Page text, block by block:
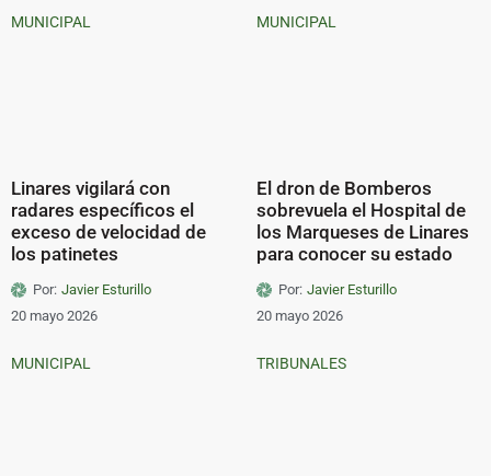
MUNICIPAL
Linares vigilará con
radares específicos el
exceso de velocidad de
los patinetes
Por: Javier Esturillo
20 mayo 2026
MUNICIPAL
El dron de Bomberos
sobrevuela el Hospital de
los Marqueses de Linares
para conocer su estado
Por: Javier Esturillo
20 mayo 2026
MUNICIPAL TRIBUNALES